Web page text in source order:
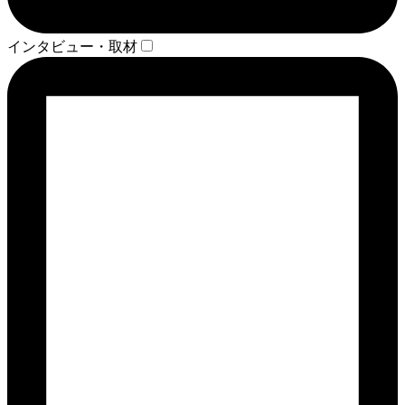
インタビュー・取材